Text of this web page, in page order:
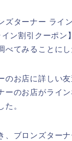
ズターナー ライ
イン割引クーポ
べてみることにし
のお店に詳しい
ーのお店がライ
た。
、ブロンズター